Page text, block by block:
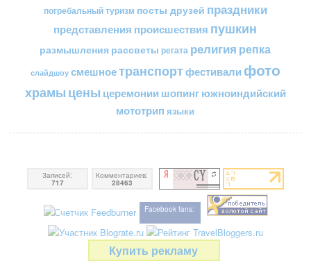
погребальный туризм посты друзей праздники
представления происшествия пушкин
размышления рассветы регата религия репка
слайдшоу смешноетранспортфестивали фото
храмы цены церемонии шопингюжноиндийский
мототрип языки
Записей:
717
Комментариев:
28463
Facebook fans:
Купить рекламу